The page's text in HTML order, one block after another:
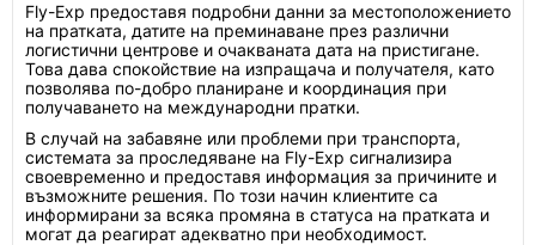
Fly-Exp предоставя подробни данни за местоположението
на пратката, датите на преминаване през различни
логистични центрове и очакваната дата на пристигане.
Това дава спокойствие на изпращача и получателя, като
позволява по-добро планиране и координация при
получаването на международни пратки.
В случай на забавяне или проблеми при транспорта,
системата за проследяване на Fly-Exp сигнализира
своевременно и предоставя информация за причините и
възможните решения. По този начин клиентите са
информирани за всяка промяна в статуса на пратката и
могат да реагират адекватно при необходимост.